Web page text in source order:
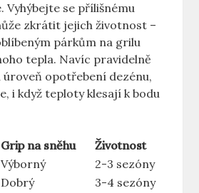
Vyhýbejte se přílišnému
zkrátit jejich životnost –
párkům na grilu
tepla. Navíc pravidelně
opotřebení dezénu,
i když teploty klesají k bodu
Grip na sněhu
Životnost
Výborný
2-3 sezóny
Dobrý
3-4 sezóny